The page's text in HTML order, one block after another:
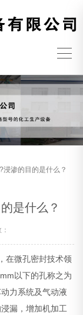
渗的目的是什么？
是什么？
在微孔密封技术领
以下的孔称之为
力系统及气动液
漏，增加机加工